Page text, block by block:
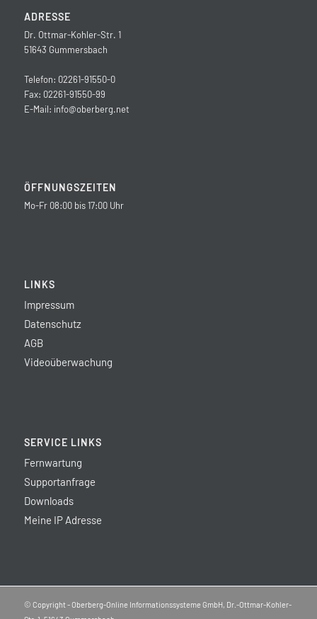
ADRESSE
Dr. Ottmar-Kohler-Str. 1
51643 Gummersbach
Telefon: 02261-91550-0
Fax: 02261-91550-99
E-Mail: info@oberberg.net
ÖFFNUNGSZEITEN
Mo-Fr 08:00 bis 17:00 Uhr
LINKS
Impressum
Datenschutz
AGB
Videoüberwachung
SERVICE LINKS
Fernwartung
Supportanfrage
Downloads
Meine IP Adresse
© Copyright - Oberberg-Online Informationssysteme GmbH, Dr.-Ottmar-Kohler-